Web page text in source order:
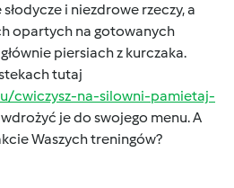
i niezdrowe rzeczy, a
opartych na gotowanych
piersiach z kurczaka.
tutaj
cwiczysz-na-silowni-pamietaj-
je do swojego menu. A
Waszych treningów?